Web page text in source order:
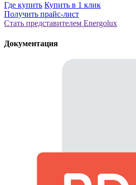
Где купить Купить в 1 клик
Получить прайс-лист
Стать представителем Еnergolux
Документация